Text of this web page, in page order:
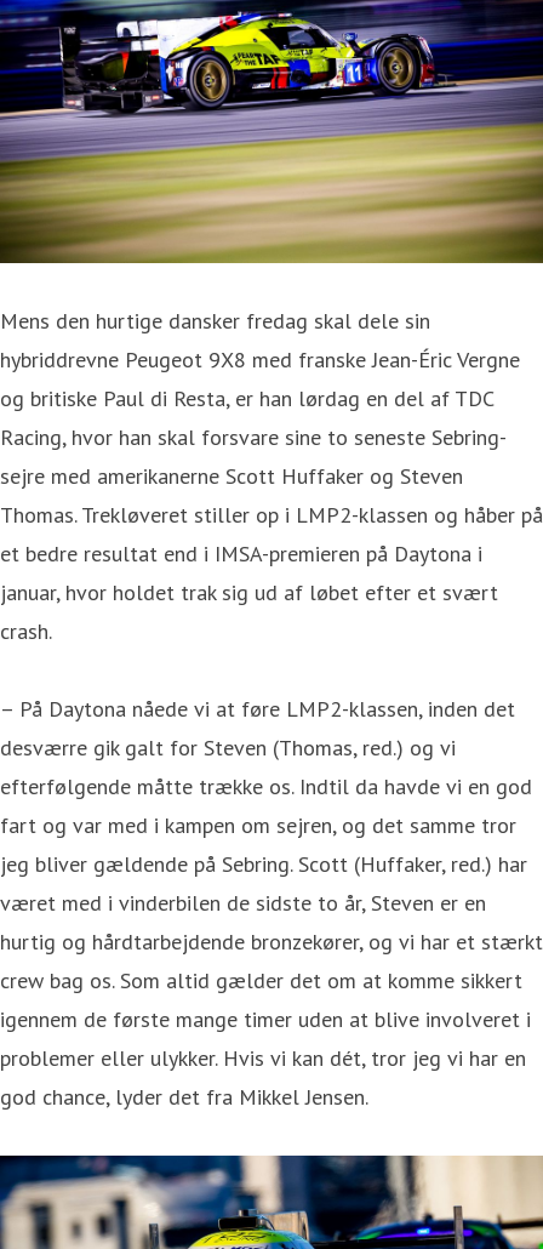
Mens den hurtige dansker fredag skal dele sin
hybriddrevne Peugeot 9X8 med franske Jean-Éric Vergne
og britiske Paul di Resta, er han lørdag en del af TDC
Racing, hvor han skal forsvare sine to seneste Sebring-
sejre med amerikanerne Scott Huffaker og Steven
Thomas. Trekløveret stiller op i LMP2-klassen og håber på
et bedre resultat end i IMSA-premieren på Daytona i
januar, hvor holdet trak sig ud af løbet efter et svært
crash.
– På Daytona nåede vi at føre LMP2-klassen, inden det
desværre gik galt for Steven (Thomas, red.) og vi
efterfølgende måtte trække os. Indtil da havde vi en god
fart og var med i kampen om sejren, og det samme tror
jeg bliver gældende på Sebring. Scott (Huffaker, red.) har
været med i vinderbilen de sidste to år, Steven er en
hurtig og hårdtarbejdende bronzekører, og vi har et stærkt
crew bag os. Som altid gælder det om at komme sikkert
igennem de første mange timer uden at blive involveret i
problemer eller ulykker. Hvis vi kan dét, tror jeg vi har en
god chance, lyder det fra Mikkel Jensen.